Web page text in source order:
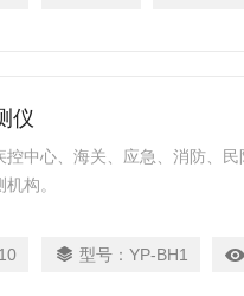
仪
中心、海关、应急、消防、
构。
型号： YP-BH1